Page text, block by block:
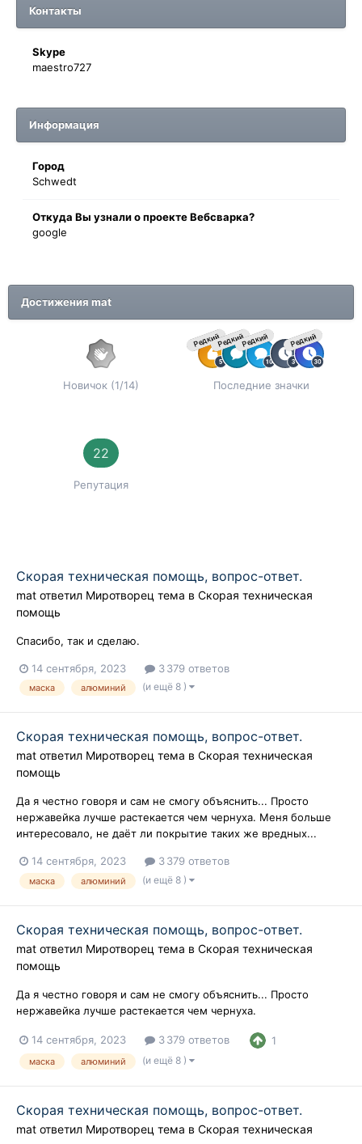
Контакты
Skype
maestro727
Информация
Город
Schwedt
Oткyдa Вы узнaли o проекте Вебсварка?
google
Достижения mat
Новичок (1/14)
РедкийРедкийРедкий Редкий
Последние значки
22
Репутация
Скорая техническая помощь, вопрос-ответ.
mat ответил Миротворец тема в Скорая техническая
помощь
Спасибо, так и сделаю.
14 сентября, 2023 3 379 ответов
маска алюминий (и ещё 8 )
Скорая техническая помощь, вопрос-ответ.
mat ответил Миротворец тема в Скорая техническая
помощь
Да я честно говоря и сам не смогу объяснить... Просто
нержавейка лучше растекается чем чернуха. Меня больше
интересовало, не даёт ли покрытие таких же вредных...
14 сентября, 2023 3 379 ответов
маска алюминий (и ещё 8 )
Скорая техническая помощь, вопрос-ответ.
mat ответил Миротворец тема в Скорая техническая
помощь
Да я честно говоря и сам не смогу объяснить... Просто
нержавейка лучше растекается чем чернуха.
14 сентября, 2023 3 379 ответов 1
маска алюминий (и ещё 8 )
Скорая техническая помощь, вопрос-ответ.
mat ответил Миротворец тема в Скорая техническая